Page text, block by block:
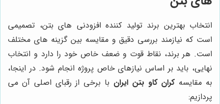
انتخاب بهترین برند تولید کننده افزودنی های بتن، تصمیمی
است که نیازمند بررسی دقیق و مقایسه بین گزینه های مختلف
است. هر برند، نقاط قوت و ضعف خاص خود را دارد و انتخاب
نهایی، باید بر اساس نیازهای خاص پروژه انجام شود. در اینجا،
به مقایسه کران کاو بتن ایران با برخی از رقبای اصلی آن می
پردازیم: